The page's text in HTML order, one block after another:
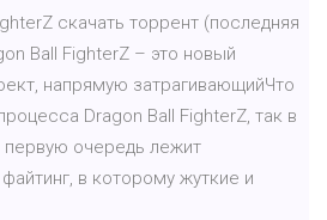
скачать торрент (последняя
Ball FighterZ – это новый
напрямую затрагивающийЧто
Dragon Ball FighterZ, так в
первую очередь лежит
в которому жуткие и